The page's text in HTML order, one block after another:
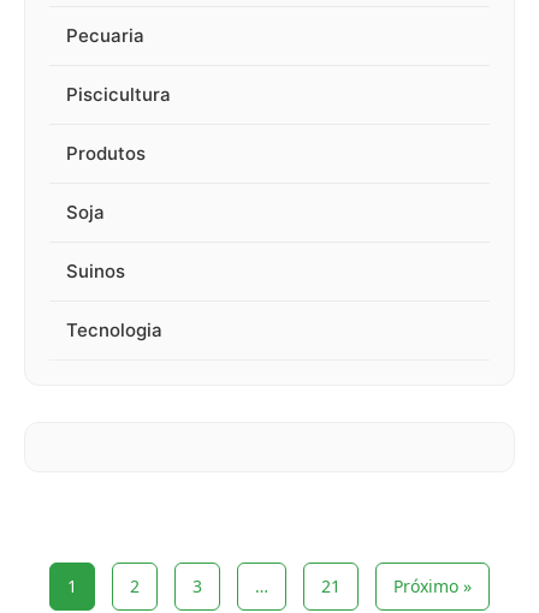
Pecuaria
Piscicultura
Produtos
Soja
Suinos
Tecnologia
1 2 3 … 21 Próximo »